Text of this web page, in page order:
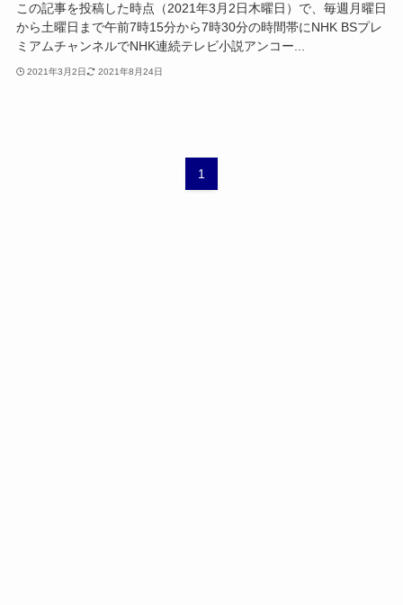
この記事を投稿した時点（2021年3月2日木曜日）で、毎週月曜日
から土曜日まで午前7時15分から7時30分の時間帯にNHK BSプレ
ミアムチャンネルでNHK連続テレビ小説アンコー...
2021年3月2日 2021年8月24日
1